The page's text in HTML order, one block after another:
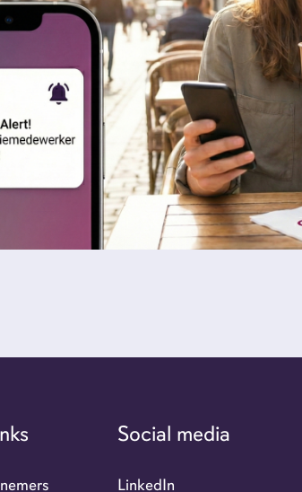
Flexi-jobs
Social media
LinkedIn